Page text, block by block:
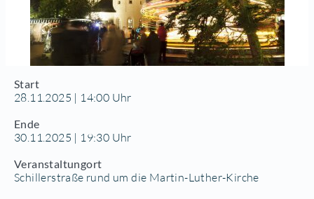
Start
28.11.2025 | 14:00 Uhr
Ende
30.11.2025 | 19:30 Uhr
Veranstaltungort
Schillerstraße rund um die Martin-Luther-Kirche